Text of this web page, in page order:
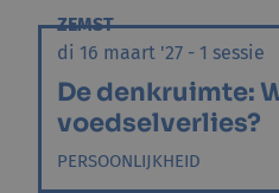
ZEMST
di 16 maart '27 - 1 sessie
De denkruimte:
voedselverlies?
PERSOONLIJKHEID